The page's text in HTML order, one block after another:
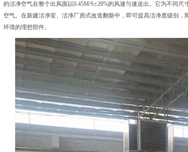
的洁净空气在整个出风面以0.45M/S±20%的风速匀速送出。它为不同
空气。在新建洁净室、洁净厂房式改造翻新中，即可提高洁净度级别
环境的理想部件。